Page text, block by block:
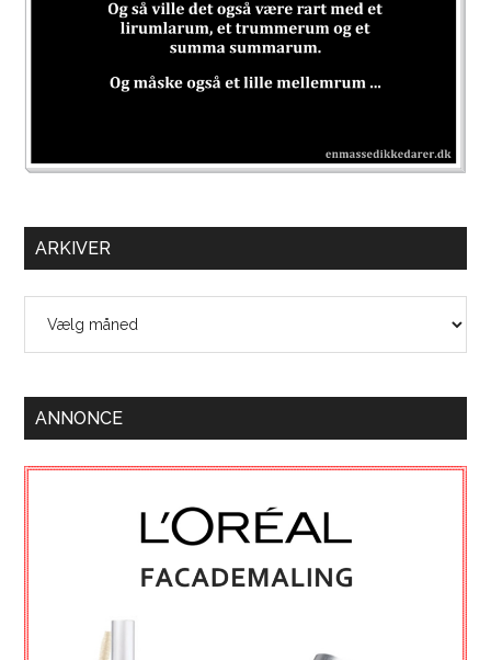
ARKIVER
ANNONCE